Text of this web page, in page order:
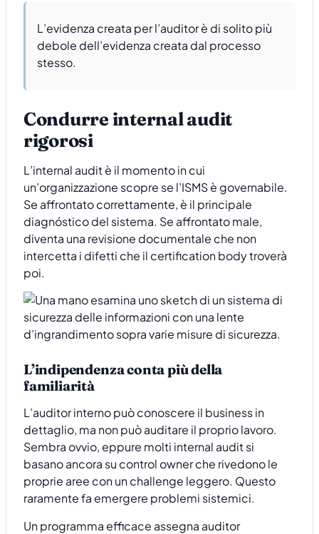
L’evidenza creata per l’auditor è di solito più
debole dell’evidenza creata dal processo
stesso.
Condurre internal audit
rigorosi
L’internal audit è il momento in cui
un’organizzazione scopre se l’ISMS è governabile.
Se affrontato correttamente, è il principale
diagnóstico del sistema. Se affrontato male,
diventa una revisione documentale che non
intercetta i difetti che il certification body troverà
poi.
L’indipendenza conta più della
familiarità
L’auditor interno può conoscere il business in
dettaglio, ma non può auditare il proprio lavoro.
Sembra ovvio, eppure molti internal audit si
basano ancora su control owner che rivedono le
proprie aree con un challenge leggero. Questo
raramente fa emergere problemi sistemici.
Un programma efficace assegna auditor